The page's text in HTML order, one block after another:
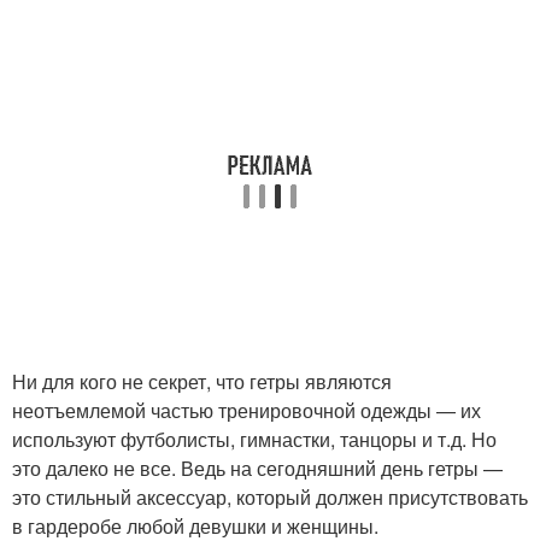
Ни для кого не секрет, что гетры являются
неотъемлемой частью тренировочной одежды — их
используют футболисты, гимнастки, танцоры и т.д. Но
это далеко не все. Ведь на сегодняшний день гетры —
это стильный аксессуар, который должен присутствовать
в гардеробе любой девушки и женщины.